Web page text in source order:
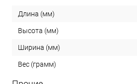
Длина (мм)
Высота (мм)
Ширина (мм)
Вес (грамм)